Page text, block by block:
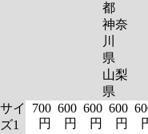
都
神奈
川
県
山梨
県
サイ
ズ1
700
円
600
円
600
円
600
円